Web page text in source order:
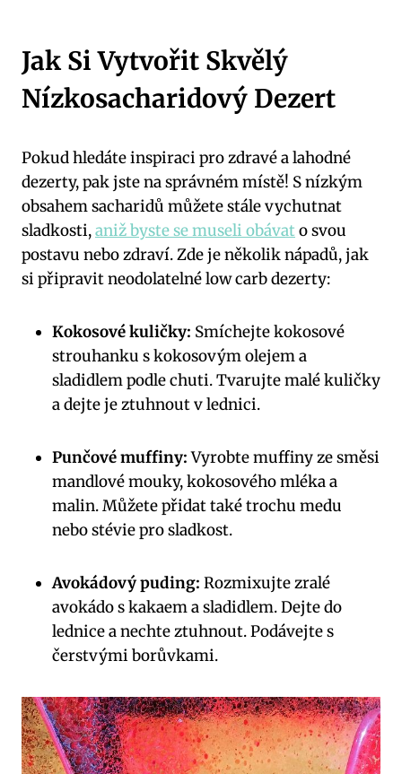
Jak Si Vytvořit Skvělý
Nízkosacharidový Dezert
Pokud hledáte inspiraci pro zdravé a lahodné
dezerty, pak jste na správném místě! S nízkým
obsahem sacharidů můžete stále vychutnat
sladkosti,aniž byste se museli obávat o svou
postavu nebo zdraví. Zde je několik nápadů, jak
si připravit neodolatelné low carb dezerty:
Kokosové kuličky: Smíchejte kokosové
strouhanku s kokosovým olejem a
sladidlem podle chuti. Tvarujte malé kuličky
a dejte je ztuhnout v lednici.
Punčové muffiny:Vyrobte muffiny ze směsi
mandlové mouky, kokosového mléka a
malin. Můžete přidat také trochu medu
nebo stévie pro sladkost.
Avokádový puding: Rozmixujte zralé
avokádo s kakaem a sladidlem. Dejte do
lednice a nechte ztuhnout. Podávejte s
čerstvými borůvkami.